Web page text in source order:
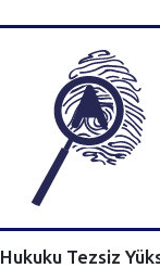
Tezsiz